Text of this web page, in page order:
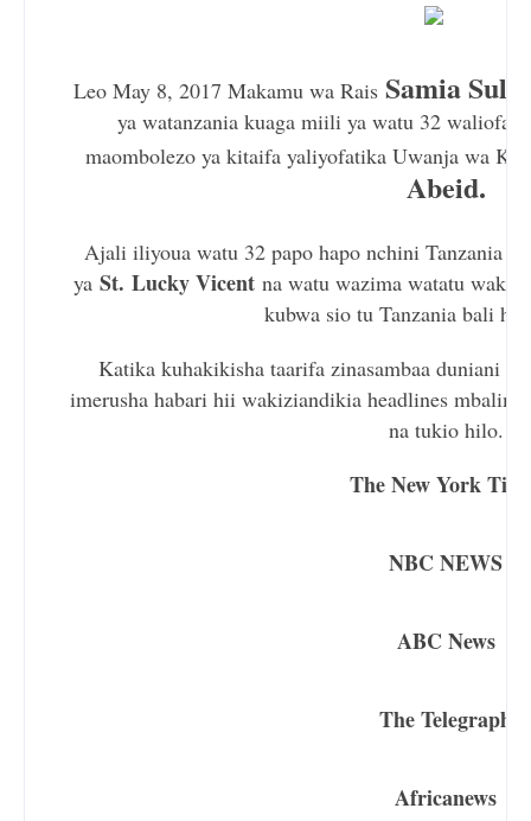
Leo May 8, 2017 Makamu wa Rais Samia
ya watanzania kuaga miili ya watu 32
maombolezo ya kitaifa yaliyofatika Uwanja wa
Abeid.
Ajali iliyoua watu 32 papo hapo nchini Tanzania
ya St. Lucky Vicent na watu wazima watatu
kubwa sio tu Tanzania bali
Katika kuhakikisha taarifa zinasambaa duniani
imerusha habari hii wakiziandikia headlines
na tukio hilo.
The New York
NBC NEWS
ABC News
The Telegraph
Africanews